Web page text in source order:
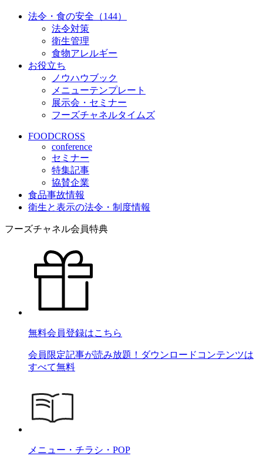
法令・食の安全（144）
法令対策
衛生管理
食物アレルギー
お役立ち
ノウハウブック
メニューテンプレート
展示会・セミナー
フーズチャネルタイムズ
FOODCROSS
conference
セミナー
特集記事
協賛企業
食品事故情報
衛生と表示の法令・制度情報
フーズチャネル会員特典
無料会員登録はこちら
会員限定記事が読み放題！ダウンロードコンテンツは
すべて無料
メニュー・チラシ・POP